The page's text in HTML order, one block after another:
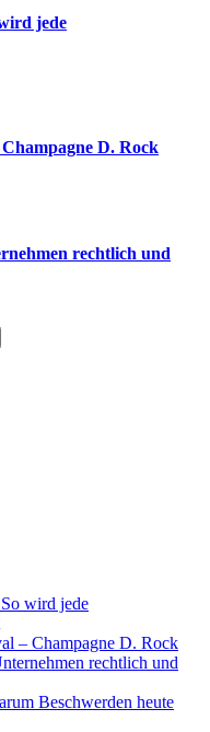
jede
D. Rock
rechtlich und
wird jede
– Champagne D. Rock
rechtlich und
Beschwerden heute